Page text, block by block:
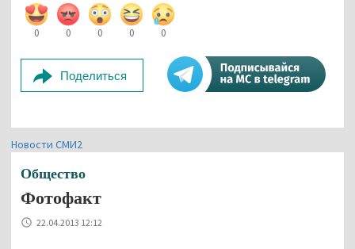
0 0 0 0 0
Поделиться
Новости СМИ2
Общество
Фотофакт
22.04.2013 12:12